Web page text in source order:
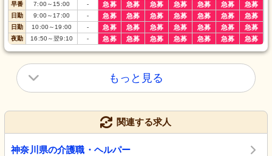
早番
7:00～ 15:00 - 急募 急募 急募 急募 急募 急募 急募
日勤 9:00～ 17:00 - 急募 急募 急募 急募 急募 急募 急募
日勤 10:00～ 19:00 - 急募 急募 急募 急募 急募 急募 急募
夜勤 16:50～翌9:10 - 急募 急募 急募 急募 急募 急募 急募
もっと見る
関連する求人
神奈川県の介護職・ヘルパー